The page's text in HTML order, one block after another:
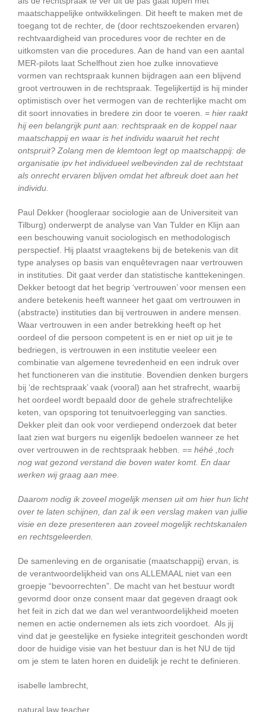
maatschappelijke ontwikkelingen. Dit heeft te maken met de
toegang tot de rechter, de (door rechtszoekenden ervaren)
rechtvaardigheid van procedures voor de rechter en de
uitkomsten van die procedures. Aan de hand van een aantal
MER-pilots laat Schelfhout zien hoe zulke innovatieve
vormen van rechtspraak kunnen bijdragen aan een blijvend
groot vertrouwen in de rechtspraak. Tegelijkertijd is hij minder
optimistisch over het vermogen van de rechterlijke macht om
dit soort innovaties in bredere zin door te voeren. = hier raakt
hij een belangrijk punt aan: rechtspraak en de koppel naar
maatschappij en waar is het individu waaruit het recht
ontspruit? Zolang men de klemtoon legt op maatschappij: de
organisatie ipv het individueel welbevinden zal de rechtstaat
als onrecht ervaren blijven omdat het afbreuk doet aan het
individu.
Paul Dekker (hoogleraar sociologie aan de Universiteit van
Tilburg) onderwerpt de analyse van Van Tulder en Klijn aan
een beschouwing vanuit sociologisch en methodologisch
perspectief. Hij plaatst vraagtekens bij de betekenis van dit
type analyses op basis van enquêtevragen naar vertrouwen
in instituties. Dit gaat verder dan statistische kanttekeningen.
Dekker betoogt dat het begrip ‘vertrouwen’ voor mensen een
andere betekenis heeft wanneer het gaat om vertrouwen in
(abstracte) instituties dan bij vertrouwen in andere mensen.
Waar vertrouwen in een ander betrekking heeft op het
oordeel of die persoon competent is en er niet op uit je te
bedriegen, is vertrouwen in een institutie veeleer een
combinatie van algemene tevredenheid en een indruk over
het functioneren van die institutie. Bovendien denken burgers
bij ‘de rechtspraak’ vaak (vooral) aan het strafrecht, waarbij
het oordeel wordt bepaald door de gehele strafrechtelijke
keten, van opsporing tot tenuitvoerlegging van sancties.
Dekker pleit dan ook voor verdiepend onderzoek dat beter
laat zien wat burgers nu eigenlijk bedoelen wanneer ze het
over vertrouwen in de rechtspraak hebben. == héhé ,toch
nog wat gezond verstand die boven water komt. En daar
werken wij graag aan mee.
Daarom nodig ik zoveel mogelijk mensen uit om hier hun licht
over te laten schijnen, dan zal ik een verslag maken van jullie
visie en deze presenteren aan zoveel mogelijk rechtskanalen
en rechtsgeleerden.
De samenleving en de organisatie (maatschappij) ervan, is
de verantwoordelijkheid van ons ALLEMAAL niet van een
groepje “bevoorrechten”. De macht van het bestuur wordt
gevormd door onze consent maar dat gegeven draagt ook
het feit in zich dat we dan wel verantwoordelijkheid moeten
nemen en actie ondernemen als iets zich voordoet. Als jij
vind dat je geestelijke en fysieke integriteit geschonden wordt
door de huidige visie van het bestuur dan is het NU de tijd
om je stem te laten horen en duidelijk je recht te definieren.
isabelle lambrecht,
natural law teacher